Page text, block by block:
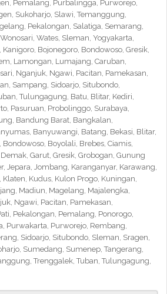
Pemalang, Purbalingga, Purworejo,
Sukoharjo, Slawi, Temanggung,
Pekalongan, Salatiga, Semarang,
Wates, Sleman, Yogyakarta,
Bojonegoro, Bondowoso, Gresik,
Lamongan, Lumajang, Caruban,
Nganjuk, Ngawi, Pacitan, Pamekasan,
Sampang, Sidoarjo, Situbondo,
Tulungagung, Batu, Blitar, Kediri,
Pasuruan, Probolinggo, Surabaya,
Bandung Barat, Bangkalan,
Banyuwangi, Batang, Bekasi, Blitar,
Bondowoso, Boyolali, Brebes, Ciamis,
Garut, Gresik, Grobogan, Gunung
Jepara, Jombang, Karanganyar, Karawang,
Kudus, Kulon Progo, Kuningan,
Madiun, Magelang, Majalengka,
Ngawi, Pacitan, Pamekasan,
Pekalongan, Pemalang, Ponorogo,
Purwakarta, Purworejo, Rembang,
Sidoarjo, Situbondo, Sleman, Sragen,
Sumedang, Sumenep, Tangerang,
Trenggalek, Tuban, Tulungagung,